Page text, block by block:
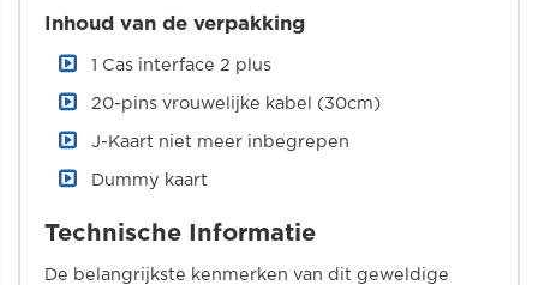
Inhoud van de verpakking
1 Cas interface 2 plus
20-pins vrouwelijke kabel (30cm)
J-Kaart niet meer inbegrepen
Dummy kaart
Technische Informatie
De belangrijkste kenmerken van dit geweldige